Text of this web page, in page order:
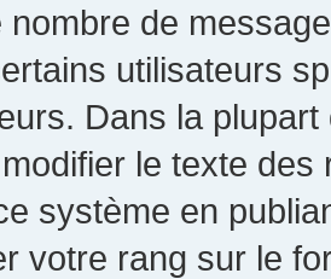
nombre de
utilisateurs
Dans la
le texte
système en
votre rang sur le